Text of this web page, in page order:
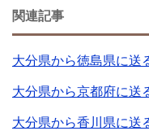
関連記事
大分県から徳島県に送
大分県から京都府に送
大分県から香川県に送